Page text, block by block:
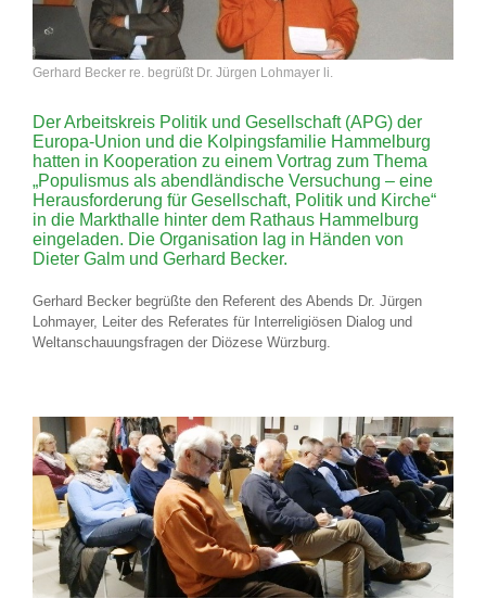
Gerhard Becker re. begrüßt Dr. Jürgen Lohmayer li.
Der Arbeitskreis Politik und Gesellschaft (APG) der
Europa-Union und die Kolpingsfamilie Hammelburg
hatten in Kooperation zu einem Vortrag zum Thema
„Populismus als abendländische Versuchung – eine
Herausforderung für Gesellschaft, Politik und Kirche“
in die Markthalle hinter dem Rathaus Hammelburg
eingeladen. Die Organisation lag in Händen von
Dieter Galm und Gerhard Becker.
Gerhard Becker begrüßte den Referent des Abends Dr. Jürgen
Lohmayer, Leiter des Referates für Interreligiösen Dialog und
Weltanschauungsfragen der Diözese Würzburg.